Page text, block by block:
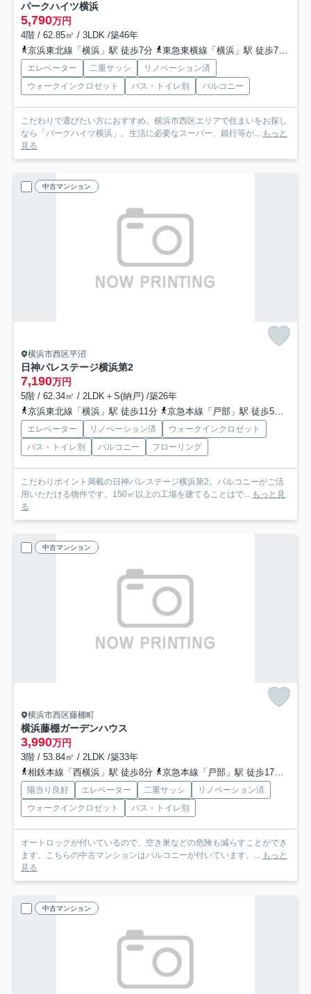
パークハイツ横浜
5,790万円
4階 / 62.85㎡ / 3LDK /築46年
京浜東北線「横浜」駅 徒歩7分
東急東横線「横浜」駅 徒歩7分
エレベーター 二重サッシ
リノベーション済
ウォークインクロゼット
バス・トイレ別 バルコニー
こだわりで選びたい方におすすめ。横浜市西区エリアで住まいをお探し
なら「パークハイツ横浜」。生活に必要なスーパー、銀行等が... もっと
見る
中古マンション
横浜市西区平沼
日神パレステージ横浜第2
7,190万円
5階 / 62.34㎡ / 2LDK＋S(納戸) /築26年
京浜東北線「横浜」駅 徒歩11分
京急本線「戸部」駅 徒歩5分
エレベーター リノベーション済
ウォークインクロゼット
バス・トイレ別
バルコニー フローリング
こだわりポイント満載の日神パレステージ横浜第2。バルコニーがご活
用いただける物件です。150㎡以上の工場を建てることはで... もっと見
る
中古マンション
横浜市西区藤棚町
横浜藤棚ガーデンハウス
3,990万円
3階 / 53.84㎡ / 2LDK /築33年
相鉄本線「西横浜」駅 徒歩8分
京急本線「戸部」駅 徒歩17分
陽当り良好 エレベーター 二重サッシ
リノベーション済
ウォークインクロゼット
バス・トイレ別
オートロックが付いているので、空き巣などの危険も減らすことができ
ます。こちらの中古マンションはバルコニーが付いています。... もっと
見る
中古マンション